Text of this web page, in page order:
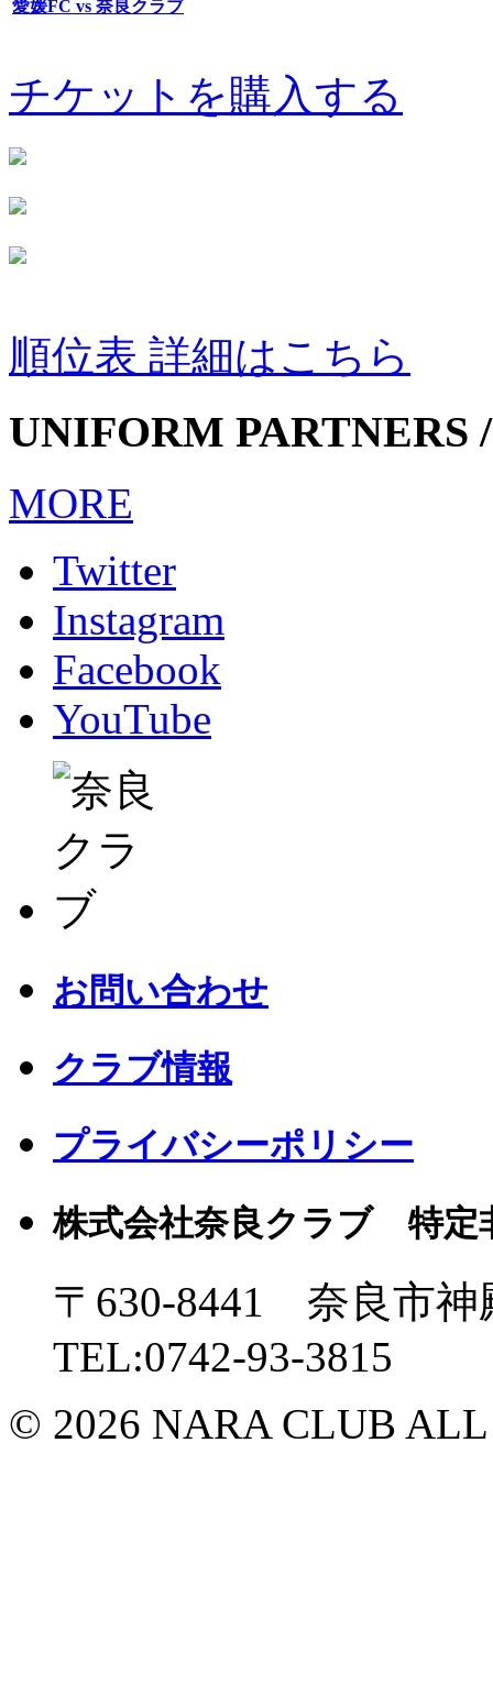
愛媛FC vs 奈良クラブ
チケットを購入する
順位表 詳細はこちら
UNIFORM PARTNERS
MORE
Twitter
Instagram
Facebook
YouTube
お問い合わせ
クラブ情報
プライバシーポリシー
株式会社奈良クラブ 特定
〒630-8441 奈良市
TEL:0742-93-3815
© 2026 NARA CLUB ALL